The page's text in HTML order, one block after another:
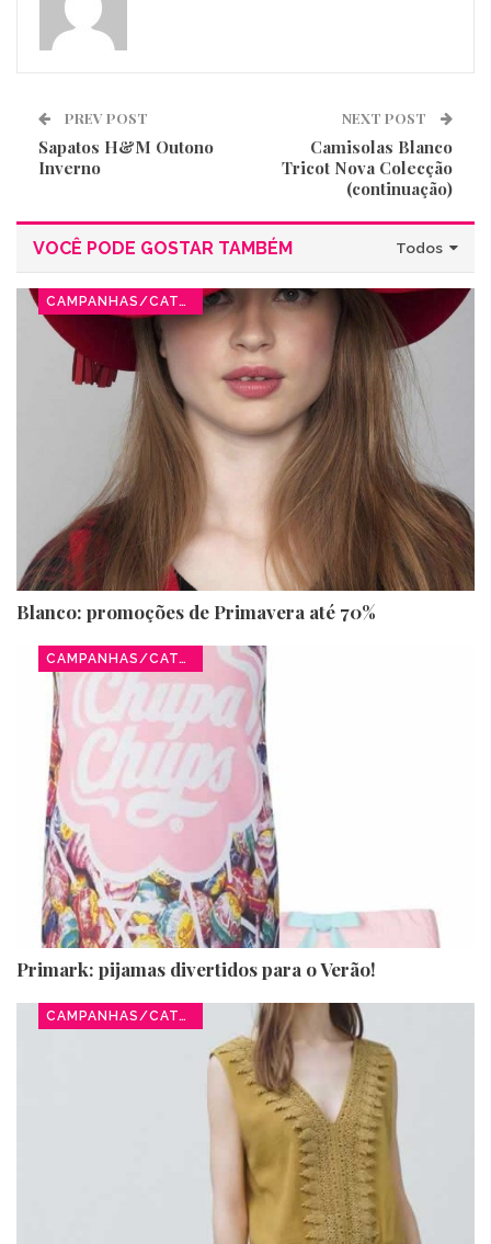
PREV POST
Sapatos H&M Outono
Inverno
NEXT POST
Camisolas Blanco
Tricot Nova Colecção
(continuação)
Todos
VOCÊ PODE GOSTAR TAMBÉM
CAMPANHAS/CATÁLOGOS
Blanco: promoções de Primavera até 70%
CAMPANHAS/CATÁLOGOS
Primark: pijamas divertidos para o Verão!
CAMPANHAS/CATÁLOGOS